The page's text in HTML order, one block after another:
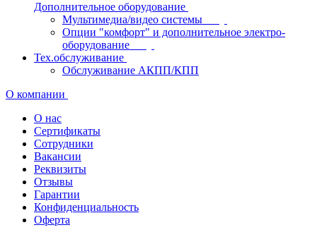
Дополнительное оборудование
Мультимедиа/видео системы
Опции "комфорт" и дополнительное электро-
оборудование
Тех.обслуживание
Обслуживание АКПП/КПП
О компании
О нас
Сертификаты
Сотрудники
Вакансии
Реквизиты
Отзывы
Гарантии
Конфиденциальность
Оферта